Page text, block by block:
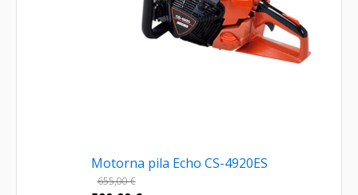
Motorna pila Echo CS-4920ES
655,00€